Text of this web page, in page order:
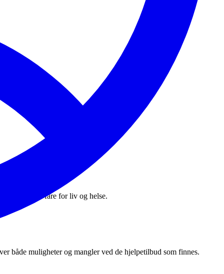
der det er fare for liv og helse.
både muligheter og mangler ved de hjelpetilbud som finnes.